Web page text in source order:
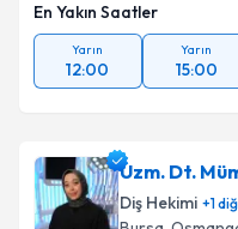
En Yakın Saatler
Yarın
12:00
Yarın
15:00
Uzm. Dt.
Diş Hekimi +1